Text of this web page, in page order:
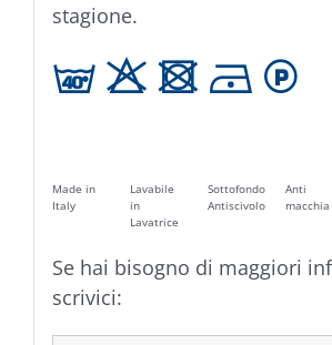
stagione.
h H U D L
Made in
Italy
Lavabile
in
Lavatrice
Sottofondo
Antiscivolo
Anti
macchia
Se hai bisogno di maggiori
scrivici: